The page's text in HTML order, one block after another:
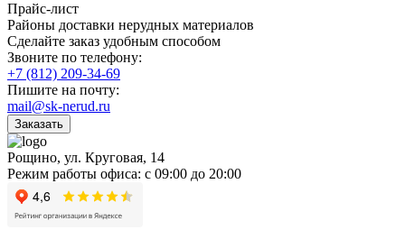
Прайс-лист
Районы доставки нерудных материалов
Сделайте заказ удобным способом
Звоните по телефону:
+7 (812) 209-34-69
Пишите на почту:
mail@sk-nerud.ru
Заказать
Рощино, ул. Круговая, 14
Режим работы офиса: с 09:00 до 20:00